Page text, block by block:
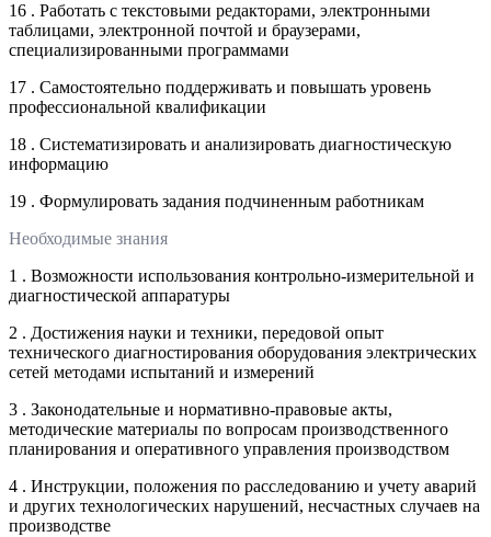
16 . Работать с текстовыми редакторами, электронными
таблицами, электронной почтой и браузерами,
специализированными программами
17 . Самостоятельно поддерживать и повышать уровень
профессиональной квалификации
18 . Систематизировать и анализировать диагностическую
информацию
19 . Формулировать задания подчиненным работникам
Необходимые знания
1 . Возможности использования контрольно-измерительной и
диагностической аппаратуры
2 . Достижения науки и техники, передовой опыт
технического диагностирования оборудования электрических
сетей методами испытаний и измерений
3 . Законодательные и нормативно-правовые акты,
методические материалы по вопросам производственного
планирования и оперативного управления производством
4 . Инструкции, положения по расследованию и учету аварий
и других технологических нарушений, несчастных случаев на
производстве